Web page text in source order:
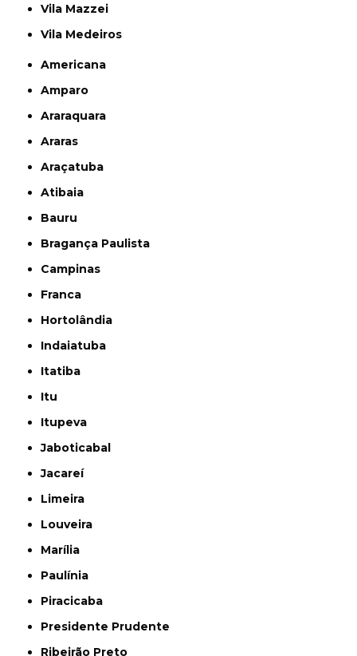
Vila Mazzei
Vila Medeiros
Americana
Amparo
Araraquara
Araras
Araçatuba
Atibaia
Bauru
Bragança Paulista
Campinas
Franca
Hortolândia
Indaiatuba
Itatiba
Itu
Itupeva
Jaboticabal
Jacareí
Limeira
Louveira
Marília
Paulínia
Piracicaba
Presidente Prudente
Ribeirão Preto